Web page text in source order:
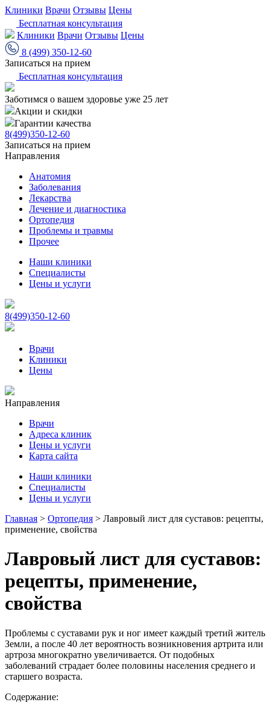
Клиники Врачи Отзывы Цены
Бесплатная консультация
Клиники Врачи Отзывы Цены
8 (499) 350-12-60
Записаться на прием
Бесплатная консультация
Заботимся о вашем здоровье уже 25 лет
Акции и скидки
Гарантии качества
8(499)350-12-60
Записаться на прием
Направления
Анатомия
Заболевания
Лекарства
Лечение и диагностика
Ортопедия
Проблемы и травмы
Прочее
Наши клиники
Специалисты
Цены и услуги
8(499)350-12-60
Врачи
Клиники
Цены
Направления
Врачи
Адреса клиник
Цены и услуги
Карта сайта
Наши клиники
Специалисты
Цены и услуги
Главная > Ортопедия > Лавровый лист для суставов: рецепты,
применение, свойства
Лавровый лист для суставов:
рецепты, применение,
свойства
Проблемы с суставами рук и ног имеет каждый третий житель
Земли, а после 40 лет вероятность возникновения артрита или
артроза многократно увеличивается. От подобных
заболеваний страдает более половины населения среднего и
старшего возраста.
Содержание: